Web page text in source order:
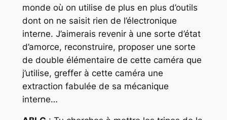
monde où on utilise de plus en plus d’outils
dont on ne saisit rien de l’électronique
interne. J’aimerais revenir à une sorte d’état
d’amorce, reconstruire, proposer une sorte
de double élémentaire de cette caméra que
j’utilise, greffer à cette caméra une
extraction fabulée de sa mécanique
interne…